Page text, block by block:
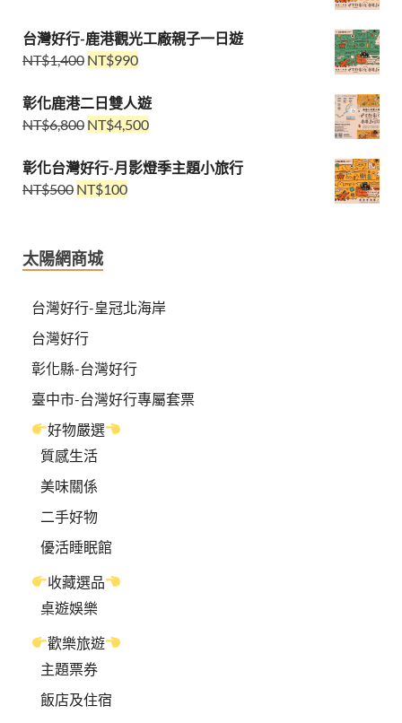
台灣好行-鹿港觀光工廠親子一日遊
NT$1,400 NT$990
彰化鹿港二日雙人遊
NT$6,800 NT$4,500
彰化台灣好行-月影燈季主題小旅行
NT$500 NT$100
太陽網商城
台灣好行-皇冠北海岸
台灣好行
彰化縣-台灣好行
臺中市-台灣好行專屬套票
好物嚴選
質感生活
美味關係
二手好物
優活睡眠館
收藏選品
桌遊娛樂
歡樂旅遊
主題票券
飯店及住宿